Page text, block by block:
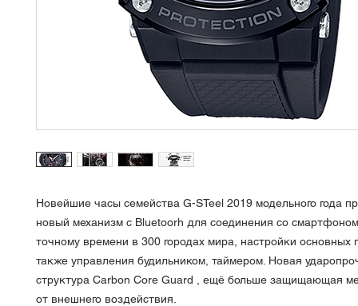
Новейшие часы семейства G-STeel 2019 модельного года
новый механизм с Bluetoorh для соединения со
точному времени в 300 городах мира, настройки основных
также управления будильником, таймером. Новая
структура Carbon Core Guard , ещё больше защищающая
от внешнего воздействия.